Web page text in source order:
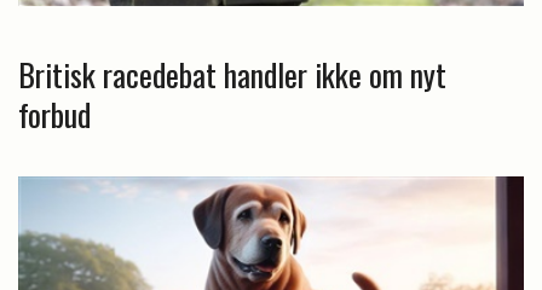
Britisk racedebat handler ikke om nyt
forbud